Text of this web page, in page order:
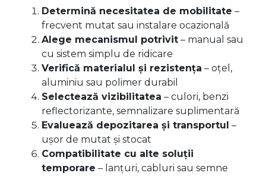
Determină necesitatea de mobilitate –
frecvent mutat sau instalare ocazională
Alege mecanismul potrivit – manual sau
cu sistem simplu de ridicare
Verifică materialul și rezistența – oțel,
aluminiu sau polimer durabil
Selectează vizibilitatea – culori, benzi
reflectorizante, semnalizare suplimentară
Evaluează depozitarea și transportul –
ușor de mutat și stocat
Compatibilitate cu alte soluții
temporare – lanțuri, cabluri sau semne